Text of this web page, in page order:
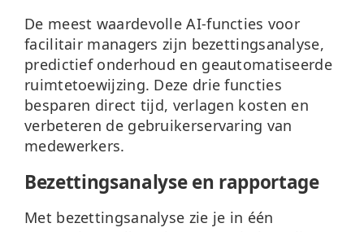
De meest waardevolle AI-functies voor
facilitair managers zijn bezettingsanalyse,
predictief onderhoud en geautomatiseerde
ruimtetoewijzing. Deze drie functies
besparen direct tijd, verlagen kosten en
verbeteren de gebruikerservaring van
medewerkers.
Bezettingsanalyse en rapportage
Met bezettingsanalyse zie je in één